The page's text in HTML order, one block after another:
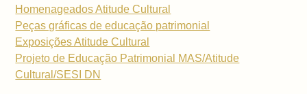
Homenageados Atitude Cultural
Peças gráficas de educação patrimonial
Exposições Atitude Cultural
Projeto de Educação Patrimonial MAS/Atitude
Cultural/SESI DN